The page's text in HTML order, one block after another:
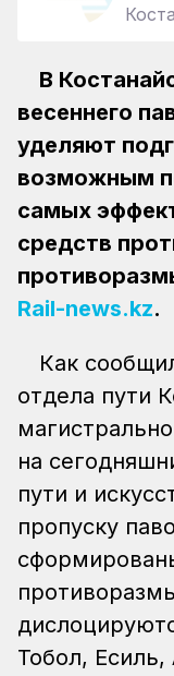
В
весеннего
уделяют
возможным
самых
средств
Rail-news.kz.
Как
отдела пути
на
пути и
пропуску
Тобол,